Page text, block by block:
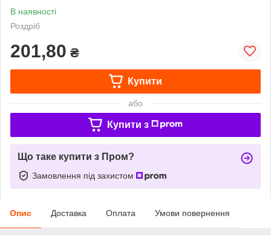
В наявності
Роздріб
201,80 ₴
Купити
або
Купити з
Що таке купити з Пром?
Замовлення під захистом
Опис Доставка Оплата Умови повернення